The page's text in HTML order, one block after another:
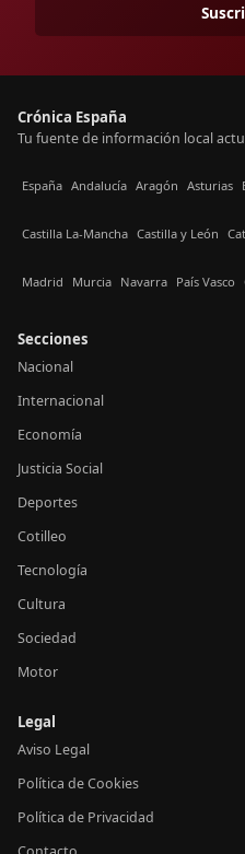
Crónica España
Tu fuente de información local
España Andalucía Aragón Asturias
Castilla La-Mancha Castilla y León
Madrid Murcia Navarra País Vasco
Secciones
Nacional
Internacional
Economía
Justicia Social
Deportes
Cotilleo
Tecnología
Cultura
Sociedad
Motor
Legal
Aviso Legal
Política de Cookies
Política de Privacidad